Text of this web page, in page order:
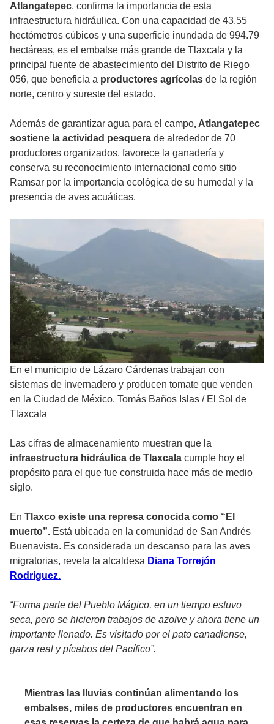
Atlangatepec, confirma la importancia de esta
infraestructura hidráulica. Con una capacidad de 43.55
hectómetros cúbicos y una superficie inundada de 994.79
hectáreas, es el embalse más grande de Tlaxcala y la
principal fuente de abastecimiento del Distrito de Riego
056, que beneficia a productores agrícolas de la región
norte, centro y sureste del estado.
Además de garantizar agua para el campo, Atlangatepec
sostiene la actividad pesquera de alrededor de 70
productores organizados, favorece la ganadería y
conserva su reconocimiento internacional como sitio
Ramsar por la importancia ecológica de su humedal y la
presencia de aves acuáticas.
En el municipio de Lázaro Cárdenas trabajan con
sistemas de invernadero y producen tomate que venden
en la Ciudad de México. Tomás Baños Islas / El Sol de
Tlaxcala
Las cifras de almacenamiento muestran que la
infraestructura hidráulica de Tlaxcala cumple hoy el
propósito para el que fue construida hace más de medio
siglo.
En Tlaxco existe una represa conocida como “El
muerto”. Está ubicada en la comunidad de San Andrés
Buenavista. Es considerada un descanso para las aves
migratorias, revela la alcaldesa Diana Torrejón
Rodríguez.
“Forma parte del Pueblo Mágico, en un tiempo estuvo
seca, pero se hicieron trabajos de azolve y ahora tiene un
importante llenado. Es visitado por el pato canadiense,
garza real y pícabos del Pacífico”.
Mientras las lluvias continúan alimentando los
embalses, miles de productores encuentran en